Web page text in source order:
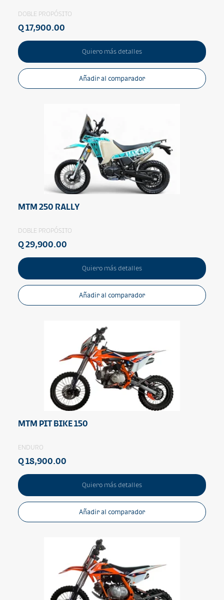
DOBLE PROPÓSITO
Q 17,900.00
Quiero más detalles
Añadir al comparador
MTM 250 RALLY
DOBLE PROPÓSITO
Q 29,900.00
Quiero más detalles
Añadir al comparador
MTM PIT BIKE 150
ENDURO
Q 18,900.00
Quiero más detalles
Añadir al comparador